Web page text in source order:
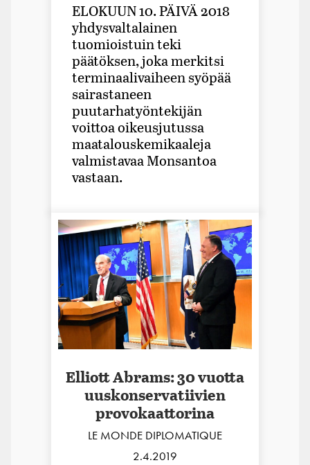
ELOKUUN 10. PÄIVÄ 2018
yhdysvaltalainen
tuomioistuin teki
päätöksen, joka merkitsi
terminaalivaiheen syöpää
sairastaneen
puutarhatyöntekijän
voittoa oikeusjutussa
maatalouskemikaaleja
valmistavaa Monsantoa
vastaan.
Elliott Abrams: 30 vuotta
uuskonservatiivien
provokaattorina
LE MONDE DIPLOMATIQUE
2.4.2019